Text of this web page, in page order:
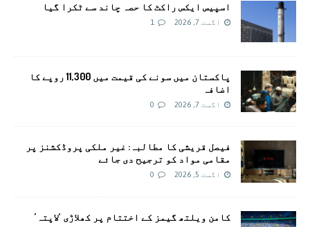
اسپیس ایکس راکٹ کا حصہ چاند سے ٹکرا گیا
اگست 7, 2026 1
پاکستان میں سونے کی قیمت میں 11,300 روپے کا
اضافہ
اگست 7, 2026 0
فیصل قریشی کا مطالبہ: غیر ملکی پروڈکشنز پر
مقامی مواد کو ترجیح دی جائے
اگست 5, 2026 0
کامن ویلتھ گیمز کے اختتام پر کھلاڑی ‘لاپتہ’